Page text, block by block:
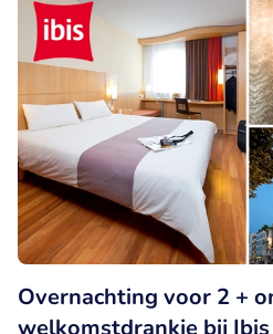
Overnachting voor 2 +
welkomstdrankje bij